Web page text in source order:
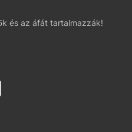
és az áfát tartalmazzák!